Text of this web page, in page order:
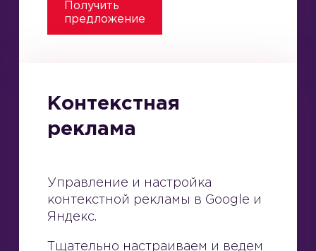
Получить
предложение
Контекстная
реклама
Управление и настройка
контекстной рекламы в Google и
Яндекс.
Тщательно настраиваем и ведем